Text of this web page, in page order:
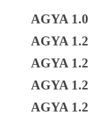
AGYA
AGYA
AGYA
AGYA
AGYA